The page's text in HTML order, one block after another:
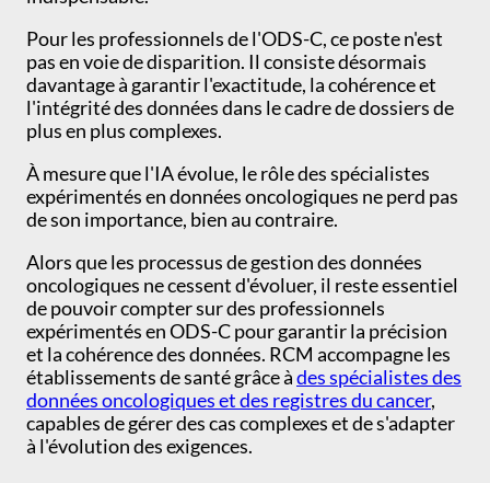
Pour les professionnels de l'ODS-C, ce poste n'est
pas en voie de disparition. Il consiste désormais
davantage à garantir l'exactitude, la cohérence et
l'intégrité des données dans le cadre de dossiers de
plus en plus complexes.
À mesure que l'IA évolue, le rôle des spécialistes
expérimentés en données oncologiques ne perd pas
de son importance, bien au contraire.
Alors que les processus de gestion des données
oncologiques ne cessent d'évoluer, il reste essentiel
de pouvoir compter sur des professionnels
expérimentés en ODS-C pour garantir la précision
et la cohérence des données. RCM accompagne les
établissements de santé grâce àdes spécialistes des
données oncologiques et des registres du cancer,
capables de gérer des cas complexes et de s'adapter
à l'évolution des exigences.